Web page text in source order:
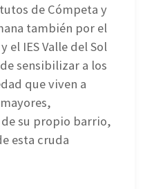
de Cómpeta y
también por el
el IES Valle del Sol
sensibilizar a los
que viven a
su propio barrio,
esta cruda